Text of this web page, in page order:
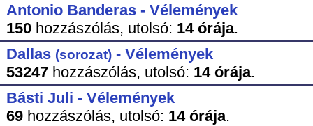
Antonio Banderas - Vélemények
150hozzászólás, utolsó: 14 órája.
Dallas (sorozat)- Vélemények
53247hozzászólás, utolsó: 14 órája.
Básti Juli - Vélemények
69hozzászólás, utolsó: 14 órája.